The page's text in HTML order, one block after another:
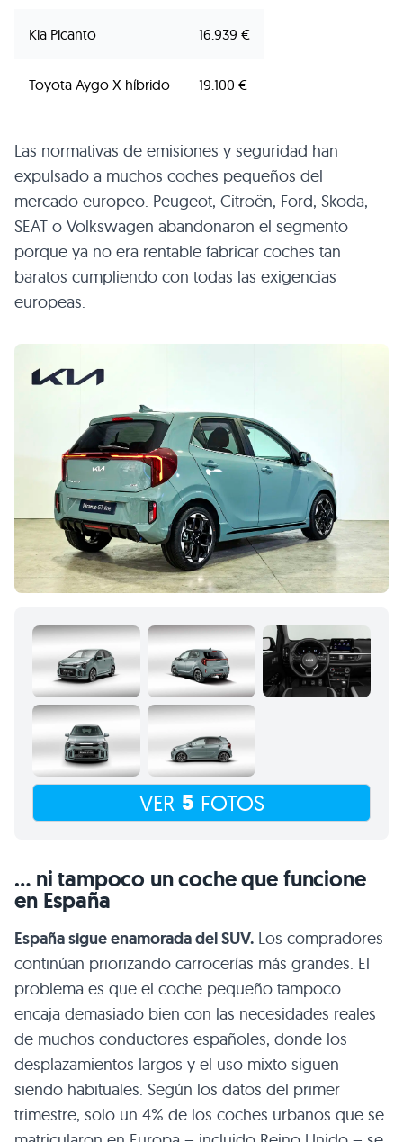
Kia Picanto 16.939 €
Toyota Aygo X híbrido 19.100 €
Las normativas de emisiones y seguridad han
expulsado a muchos coches pequeños del
mercado europeo. Peugeot, Citroën, Ford, Skoda,
SEAT o Volkswagen abandonaron el segmento
porque ya no era rentable fabricar coches tan
baratos cumpliendo con todas las exigencias
europeas.
VER 5 FOTOS
… ni tampoco un coche que funcione
en España
España sigue enamorada del SUV. Los compradores
continúan priorizando carrocerías más grandes. El
problema es que el coche pequeño tampoco
encaja demasiado bien con las necesidades reales
de muchos conductores españoles, donde los
desplazamientos largos y el uso mixto siguen
siendo habituales. Según los datos del primer
trimestre, solo un 4% de los coches urbanos que se